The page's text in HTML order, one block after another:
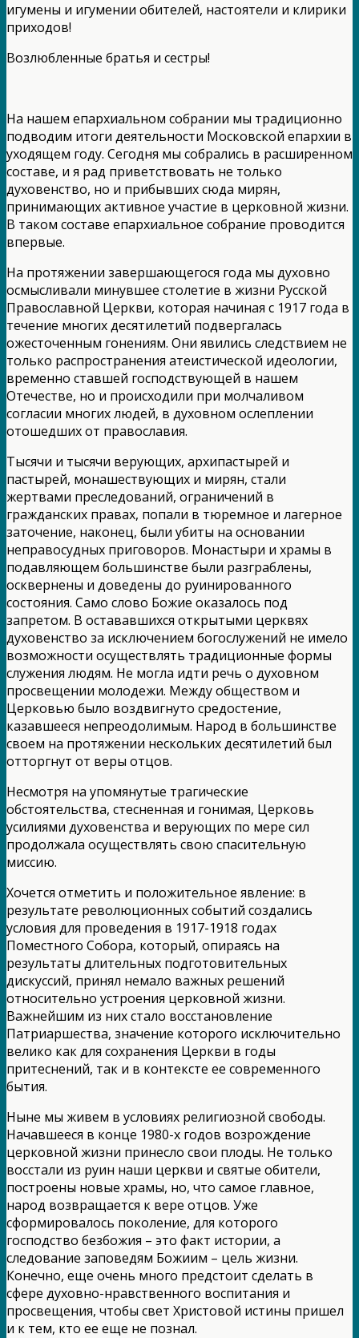
игумены и игумении обителей, настоятели и клирики
приходов!
Возлюбленные братья и сестры!
На нашем епархиальном собрании мы традиционно
подводим итоги деятельности Московской епархии в
уходящем году. Сегодня мы собрались в расширенном
составе, и я рад приветствовать не только
духовенство, но и прибывших сюда мирян,
принимающих активное участие в церковной жизни.
В таком составе епархиальное собрание проводится
впервые.
На протяжении завершающегося года мы духовно
осмысливали минувшее столетие в жизни Русской
Православной Церкви, которая начиная с 1917 года в
течение многих десятилетий подвергалась
ожесточенным гонениям. Они явились следствием не
только распространения атеистической идеологии,
временно ставшей господствующей в нашем
Отечестве, но и происходили при молчаливом
согласии многих людей, в духовном ослеплении
отошедших от православия.
Тысячи и тысячи верующих, архипастырей и
пастырей, монашествующих и мирян, стали
жертвами преследований, ограничений в
гражданских правах, попали в тюремное и лагерное
заточение, наконец, были убиты на основании
неправосудных приговоров. Монастыри и храмы в
подавляющем большинстве были разграблены,
осквернены и доведены до руинированного
состояния. Само слово Божие оказалось под
запретом. В остававшихся открытыми церквях
духовенство за исключением богослужений не имело
возможности осуществлять традиционные формы
служения людям. Не могла идти речь о духовном
просвещении молодежи. Между обществом и
Церковью было воздвигнуто средостение,
казавшееся непреодолимым. Народ в большинстве
своем на протяжении нескольких десятилетий был
отторгнут от веры отцов.
Несмотря на упомянутые трагические
обстоятельства, стесненная и гонимая, Церковь
усилиями духовенства и верующих по мере сил
продолжала осуществлять свою спасительную
миссию.
Хочется отметить и положительное явление: в
результате революционных событий создались
условия для проведения в 1917-1918 годах
Поместного Собора, который, опираясь на
результаты длительных подготовительных
дискуссий, принял немало важных решений
относительно устроения церковной жизни.
Важнейшим из них стало восстановление
Патриаршества, значение которого исключительно
велико как для сохранения Церкви в годы
притеснений, так и в контексте ее современного
бытия.
Ныне мы живем в условиях религиозной свободы.
Начавшееся в конце 1980-х годов возрождение
церковной жизни принесло свои плоды. Не только
восстали из руин наши церкви и святые обители,
построены новые храмы, но, что самое главное,
народ возвращается к вере отцов. Уже
сформировалось поколение, для которого
господство безбожия – это факт истории, а
следование заповедям Божиим – цель жизни.
Конечно, еще очень много предстоит сделать в
сфере духовно-нравственного воспитания и
просвещения, чтобы свет Христовой истины пришел
и к тем, кто ее еще не познал.